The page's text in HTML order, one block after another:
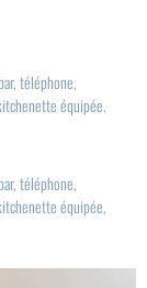
téléphone,
équipée.
téléphone,
équipée,